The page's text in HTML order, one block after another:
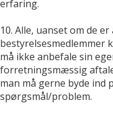
erfaring.
10. Alle, uanset om de
bestyrelsesmedlemmer
må ikke anbefale sin
forretningsmæssig
man må gerne byde ind
spørgsmål/problem.